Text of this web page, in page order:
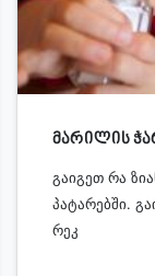
მარილის
გაიგეთ რა
პატარებში.
რეკ